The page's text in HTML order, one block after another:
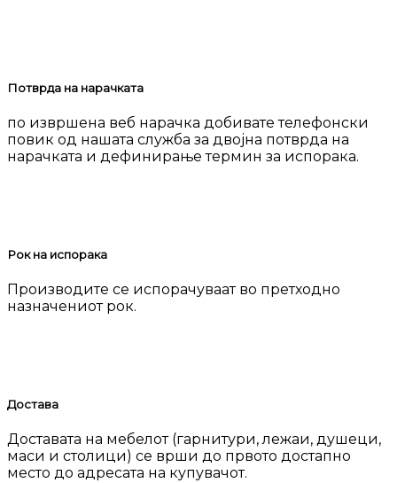
Потврда на нарачката
по извршена веб нарачка добивате телефонски
повик од нашата служба за двојна потврда на
нарачката и дефинирање термин за испорака.
Рок на испорака
Производите се испорачуваат во претходно
назначениот рок.
Достава
Доставата на мебелот (гарнитури, лежаи, душеци,
маси и столици) се врши до првото достапно
место до адресата на купувачот.